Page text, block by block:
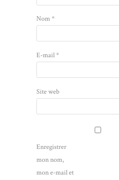
Nom*
E-mail*
Site web
Enregistrer
mon nom,
mon e-mail et